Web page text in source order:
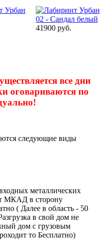
41900 руб.
все дни
оговариваются по
следующие виды
металлических
МКАД в сторону
( Далее в область - 50
в свой дом не
дом с грузовым
то Бесплатно)